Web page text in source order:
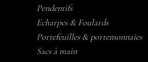
Pendentifs
Echarpes & Foulards
Portefeuilles & portemonnaies
Sacs à main